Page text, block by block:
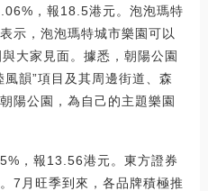
，報18.5港元。泡泡瑪特
示，泡泡瑪特城市樂園可以
大家見面。據悉，朝陽公園
韻”項目及其周邊街道、森
陽公園，為自己的主題樂園
，報13.56港元。東方證券
7月旺季到來，各品牌積極推